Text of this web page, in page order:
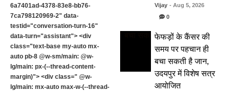
6a7401ad-4378-83e8-bb76-
7ca798120969-2" data-
testid="conversation-turn-16"
data-turn="assistant"> <div
class="text-base my-auto mx-
auto pb-8 @w-sm/main: @w-
lg/main: px-(--thread-content-
margin)"> <div class=" @w-
lg/main: mx-auto max-w-(--thread-
Vijay - Aug 5, 2026
0
फेफड़ों के कैंसर की
समय पर पहचान ही
बचा सकती है जान,
उदयपुर में विशेष सत्र
आयोजित